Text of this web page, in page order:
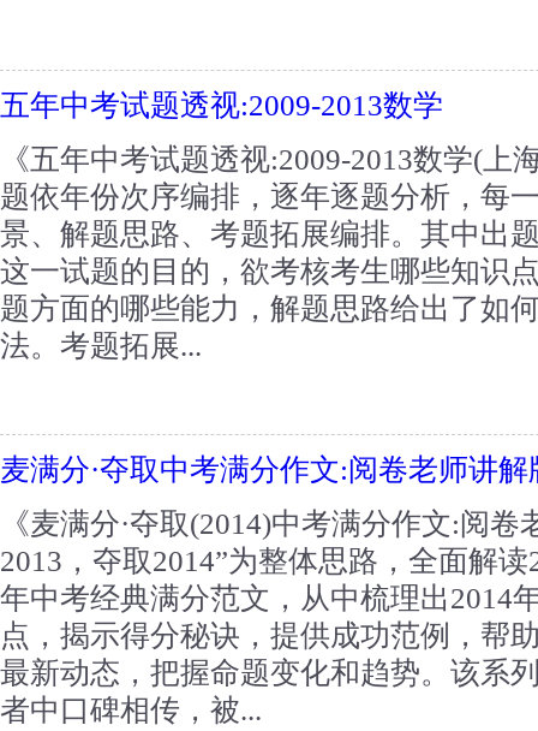
五年中考试题透视:2009-2013数学
《五年中考试题透视:2009-2013数学(上
题依年份次序编排，逐年逐题分析，每
景、解题思路、考题拓展编排。其中出
这一试题的目的，欲考核考生哪些知识
题方面的哪些能力，解题思路给出了如
法。考题拓展...
麦满分·夺取中考满分作文:阅卷老师讲解
《麦满分·夺取(2014)中考满分作文:阅
2013，夺取2014”为整体思路，全面解
年中考经典满分范文，从中梳理出2014
点，揭示得分秘诀，提供成功范例，帮
最新动态，把握命题变化和趋势。该系
者中口碑相传，被...